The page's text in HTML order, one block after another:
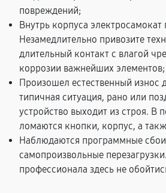
повреждений;
Внутрь корпуса
Незамедлительно привозите
длительный контакт с влагой
коррозии важнейших элементов;
Произошел естественный износ
типичная ситуация, рано или
устройство выходит из строя. В
ломаются кнопки, корпус, а
Наблюдаются программные
самопроизвольные
профессионала здесь не